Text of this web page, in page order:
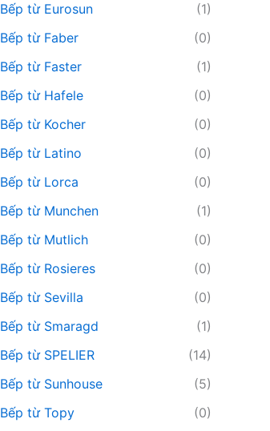
Bếp từ Eurosun
(1)
Bếp từ Faber
(0)
Bếp từ Faster
(1)
Bếp từ Hafele
(0)
Bếp từ Kocher
(0)
Bếp từ Latino
(0)
Bếp từ Lorca
(0)
Bếp từ Munchen
(1)
Bếp từ Mutlich
(0)
Bếp từ Rosieres
(0)
Bếp từ Sevilla
(0)
Bếp từ Smaragd
(1)
Bếp từ SPELIER
(14)
Bếp từ Sunhouse
(5)
Bếp từ Topy
(0)